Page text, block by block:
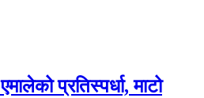
प्रतिस्पर्धा, माटो